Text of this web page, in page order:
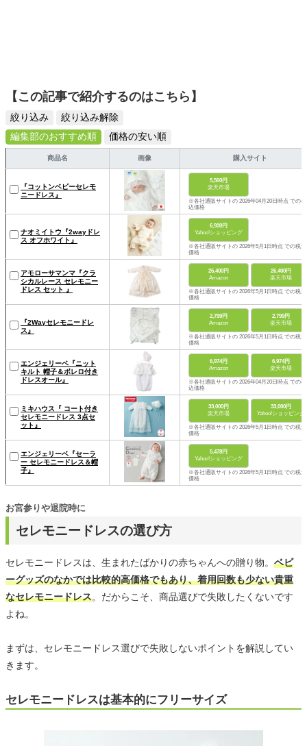
【この記事で紹介するのはこちら】
絞り込み
絞り込み解除
編集部のおすすめ順
価格の安い順
商品名 画像 購入サイト
『コットンベビーセレモ
ニードレス』
5,500円
楽天市場
※各社通販サイトの 2026年04月20日時点 での税
込価格
ナオミイトウ『2wayドレ
ス オフホワイト』
6,930円
Yahoo!ショッピング
※各社通販サイトの 2026年5月1日時点 での税込
価格
アモローサマンマ『クラ
シカルレース セレモニー
ドレス セット 』
26,400円
Amazon
26,400円
楽天市場
※各社通販サイトの 2026年5月1日時点 での税込
価格
『2Wayセレモニードレ
ス』
2,799円
Amazon
2,799円
楽天市場
※各社通販サイトの 2026年5月1日時点 での税込
価格
エンジェリーベ『ニット
キルト 帽子＆ボレロ付き
ドレスオール』
6,974円
Amazon
6,974円
楽天市場
※各社通販サイトの 2026年04月20日時点 での税
込価格
ミキハウス『 コート付き
セレモニードレス 3点セ
ット』
33,000円
楽天市場
33,000円
Yahoo!ショッピング
※各社通販サイトの 2026年5月1日時点 での税込
価格
エンジェリーベ『セーラ
ー セレモニードレス＆帽
子』
5,478円
Yahoo!ショッピング
※各社通販サイトの 2026年5月1日時点 での税込
価格
セレモニードレスの選び方
お宮参りや退院時に
セレモニードレスは、生まれたばかりの赤ちゃんへの贈り物。 ベビ
ーグッズのなかでは比較的高価格でもあり、着用回数も少ない貴重
なセレモニードレス。だからこそ、商品選びで失敗したくないです
よね。
まずは、セレモニードレス選びで失敗しないポイントを解説してい
きます。
セレモニードレスは基本的にフリーサイズ